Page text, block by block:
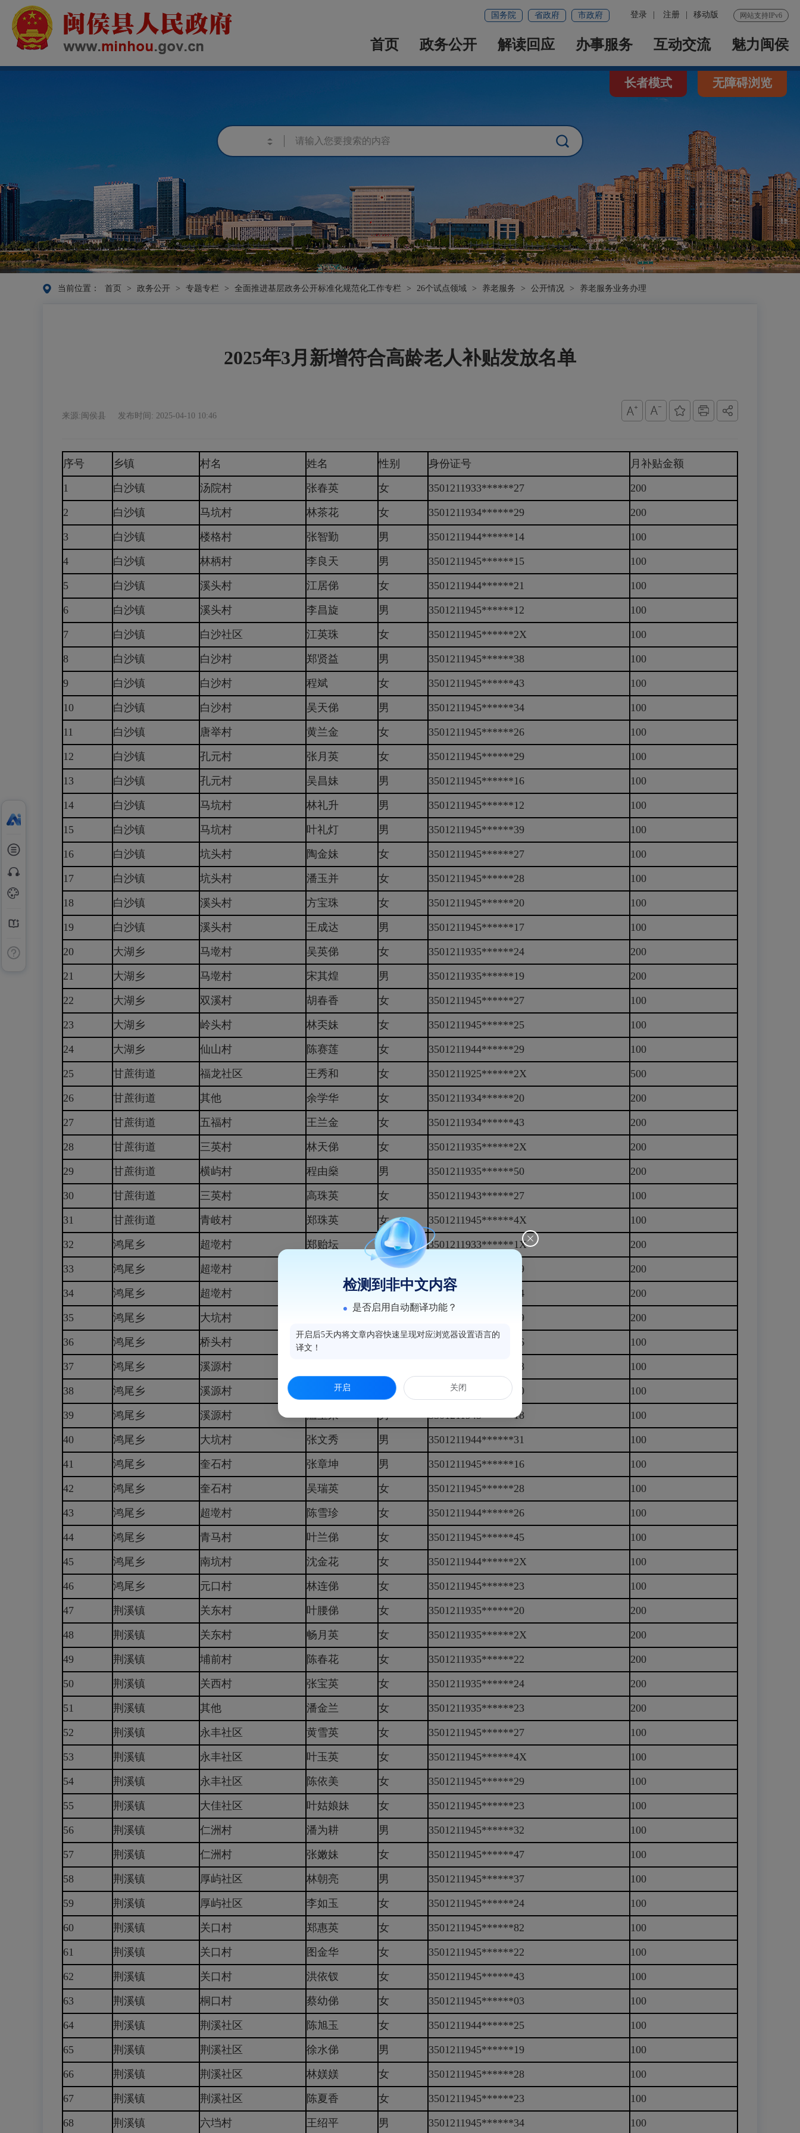
网站支持IPv6
登录 注册 移动版
国务院 省政府 市政府
首页 政务公开 解读回应 办事服务 互动交流 魅力闽侯
长者模式 无障碍浏览
当前位置： 首页 > 政务公开 > 专题专栏 > 全面推进基层政务公开标准化规范化工作专栏 > 26个试点领域 > 养老服务 > 公开情况 > 养老服务业务办理
2025年3月新增符合高龄老人补贴发放名单
来源:闽侯县 发布时间: 2025-04-10 10:46
序号 乡镇 村名 姓名 性别 身份证号 月补贴金额
1 白沙镇 汤院村 张春英 女 3501211933******27 200
2 白沙镇 马坑村 林茶花 女 3501211934******29 200
3 白沙镇 楼格村 张智勤 男 3501211944******14 100
4 白沙镇 林柄村 李良天 男 3501211945******15 100
5 白沙镇 溪头村 江居俤 女 3501211944******21 100
6 白沙镇 溪头村 李昌旋 男 3501211945******12 100
7 白沙镇 白沙社区 江英珠 女 3501211945******2X 100
8 白沙镇 白沙村 郑贤益 男 3501211945******38 100
9 白沙镇 白沙村 程斌 女 3501211945******43 100
10 白沙镇 白沙村 吴天俤 男 3501211945******34 100
11 白沙镇 唐举村 黄兰金 女 3501211945******26 100
12 白沙镇 孔元村 张月英 女 3501211945******29 100
13 白沙镇 孔元村 吴昌妹 男 3501211945******16 100
14 白沙镇 马坑村 林礼升 男 3501211945******12 100
15 白沙镇 马坑村 叶礼灯 男 3501211945******39 100
16 白沙镇 坑头村 陶金妹 女 3501211945******27 100
17 白沙镇 坑头村 潘玉并 女 3501211945******28 100
18 白沙镇 溪头村 方宝珠 女 3501211945******20 100
19 白沙镇 溪头村 王成达 男 3501211945******17 100
20 大湖乡 马墘村 吴英俤 女 3501211935******24 200
21 大湖乡 马墘村 宋其煌 男 3501211935******19 200
22 大湖乡 双溪村 胡春香 女 3501211945******27 100
23 大湖乡 岭头村 林奀妹 女 3501211945******25 100
24 大湖乡 仙山村 陈赛莲 女 3501211944******29 100
25 甘蔗街道 福龙社区 王秀和 女 3501211925******2X 500
26 甘蔗街道 其他 余学华 女 3501211934******20 200
27 甘蔗街道 五福村 王兰金 女 3501211934******43 200
28 甘蔗街道 三英村 林天俤 女 3501211935******2X 200
29 甘蔗街道 横屿村 程由燊 男 3501211935******50 200
30 甘蔗街道 三英村 高珠英 女 3501211943******27 100
31 甘蔗街道 青岐村 郑珠英 女 3501211945******4X 100
32 鸿尾乡 超墘村 郑贻坛 男 3501211933******1X 200
33 鸿尾乡 超墘村 女 3501211933******29 200
34 鸿尾乡 超墘村 男 3501211933******14 200
35 鸿尾乡 大坑村 3501211935******29 200
36 鸿尾乡 桥头村 林金官 男 3501211943******16 100
37 鸿尾乡 溪源村 3501211945******18 100
38 鸿尾乡 溪源村 林依妹 3501211945******40 100
39 鸿尾乡 溪源村 温玉来 男 3501211945******18 100
40 鸿尾乡 大坑村 张文秀 男 3501211944******31 100
41 鸿尾乡 奎石村 张章坤 男 3501211945******16 100
42 鸿尾乡 奎石村 吴瑞英 女 3501211945******28 100
43 鸿尾乡 超墘村 陈雪珍 女 3501211944******26 100
44 鸿尾乡 青马村 叶兰俤 女 3501211945******45 100
45 鸿尾乡 南坑村 沈金花 女 3501211944******2X 100
46 鸿尾乡 元口村 林连俤 女 3501211945******23 100
47 荆溪镇 关东村 叶腰俤 女 3501211935******20 200
48 荆溪镇 关东村 畅月英 女 3501211935******2X 200
49 荆溪镇 埔前村 陈春花 女 3501211935******22 200
50 荆溪镇 关西村 张宝英 女 3501211935******24 200
51 荆溪镇 其他 潘金兰 女 3501211935******23 200
52 荆溪镇 永丰社区 黄雪英 女 3501211945******27 100
53 荆溪镇 永丰社区 叶玉英 女 3501211945******4X 100
54 荆溪镇 永丰社区 陈依美 女 3501211945******29 100
55 荆溪镇 大佳社区 叶姑娘妹 女 3501211945******23 100
56 荆溪镇 仁洲村 潘为耕 男 3501211945******32 100
57 荆溪镇 仁洲村 张嫩妹 女 3501211945******47 100
58 荆溪镇 厚屿社区 林朝亮 男 3501211945******37 100
59 荆溪镇 厚屿社区 李如玉 女 3501211945******24 100
60 荆溪镇 关口村 郑惠英 女 3501211945******82 100
61 荆溪镇 关口村 图金华 女 3501211945******22 100
62 荆溪镇 关口村 洪依钗 女 3501211945******43 100
63 荆溪镇 桐口村 蔡幼俤 女 3501211945******03 100
64 荆溪镇 荆溪社区 陈旭玉 女 3501211944******25 100
65 荆溪镇 荆溪社区 徐水俤 男 3501211945******19 100
66 荆溪镇 荆溪社区 林媄媄 女 3501211945******28 100
67 荆溪镇 荆溪社区 陈夏香 女 3501211945******23 100
68 荆溪镇 六垱村 王绍平 男 3501211945******34 100
检测到非中文内容
是否启用自动翻译功能？
开启后5天内将文章内容快速呈现对应浏览器设置语言的
译文！
开启 关闭